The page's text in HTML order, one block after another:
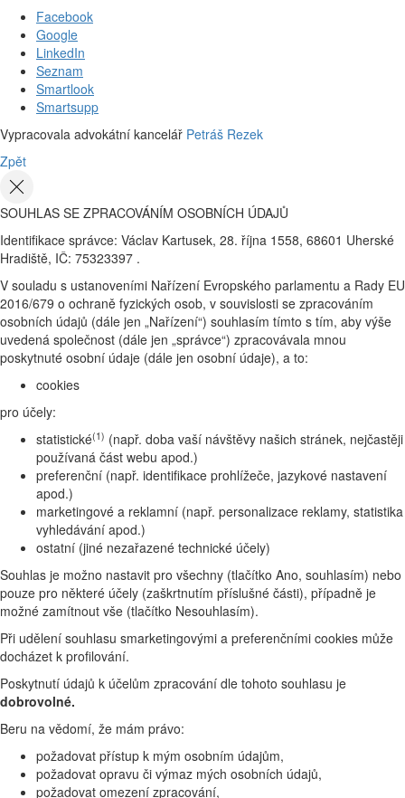
Facebook
Google
LinkedIn
Seznam
Smartlook
Smartsupp
Vypracovala advokátní kancelář Petráš Rezek
Zpět
SOUHLAS SE ZPRACOVÁNÍM OSOBNÍCH ÚDAJŮ
Identifikace správce: Václav Kartusek, 28. října 1558, 68601 Uherské
Hradiště, IČ: 75323397 .
V souladu s ustanoveními Nařízení Evropského parlamentu a Rady EU
2016/679 o ochraně fyzických osob, v souvislosti se zpracováním
osobních údajů (dále jen „Nařízení“) souhlasím tímto s tím, aby výše
uvedená společnost (dále jen „správce“) zpracovávala mnou
poskytnuté osobní údaje (dále jen osobní údaje), a to:
cookies
pro účely:
statistické(1) (např. doba vaší návštěvy našich stránek, nejčastěji
používaná část webu apod.)
preferenční (např. identifikace prohlížeče, jazykové nastavení
apod.)
marketingové a reklamní (např. personalizace reklamy, statistika
vyhledávání apod.)
ostatní (jiné nezařazené technické účely)
Souhlas je možno nastavit pro všechny (tlačítko Ano, souhlasím) nebo
pouze pro některé účely (zaškrtnutím příslušné části), případně je
možné zamítnout vše (tlačítko Nesouhlasím).
Při udělení souhlasu smarketingovými a preferenčními cookies může
docházet k profilování.
Poskytnutí údajů k účelům zpracování dle tohoto souhlasu je
dobrovolné.
Beru na vědomí, že mám právo:
požadovat přístup k mým osobním údajům,
požadovat opravu či výmaz mých osobních údajů,
požadovat omezení zpracování,